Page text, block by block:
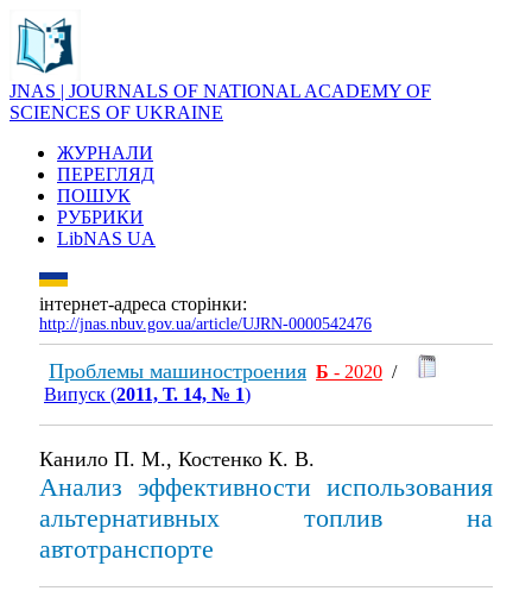
JNAS | JOURNALS OF NATIONAL ACADEMY OF
SCIENCES OF UKRAINE
ЖУРНАЛИ
ПЕРЕГЛЯД
ПОШУК
РУБРИКИ
LibNAS UA
інтернет-адреса сторінки:
http://jnas.nbuv.gov.ua/article/UJRN-0000542476
Проблемы машиностроения Б - 2020 /
Випуск (2011, Т. 14, № 1)
Канило П. М., Костенко К. В.
Анализ эффективности использования
альтернативных топлив на
автотранспорте